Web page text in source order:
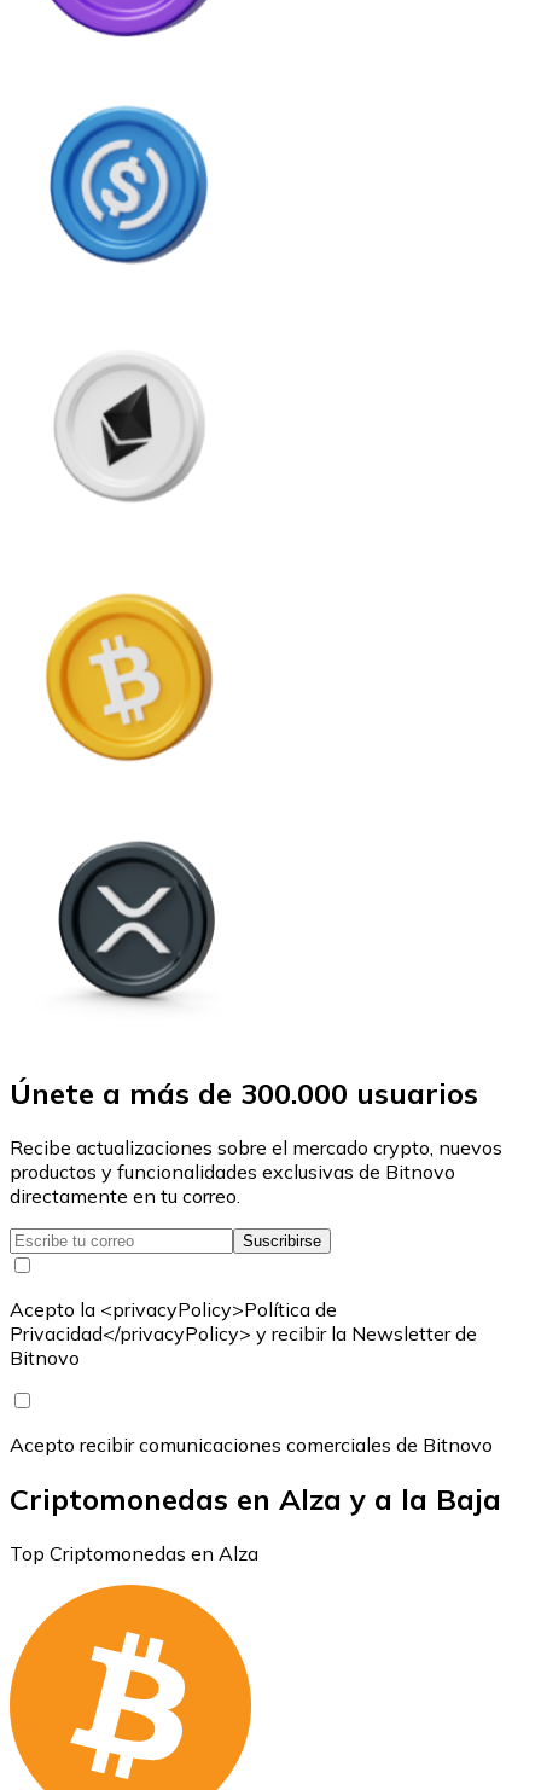
Únete a más de 300.000 usuarios
Recibe actualizaciones sobre el mercado crypto, nuevos
productos y funcionalidades exclusivas de Bitnovo
directamente en tu correo.
Suscribirse
Acepto la <privacyPolicy>Política de
Privacidad</privacyPolicy> y recibir la Newsletter de
Bitnovo
Acepto recibir comunicaciones comerciales de Bitnovo
Criptomonedas en Alza y a la Baja
Top Criptomonedas en Alza